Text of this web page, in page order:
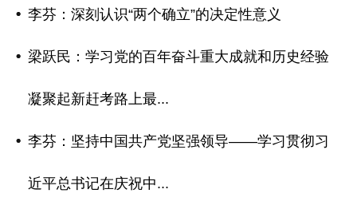
李芬：深刻认识“两个确立”的决定性意义
梁跃民：学习党的百年奋斗重大成就和历史经验
凝聚起新赶考路上最...
李芬：坚持中国共产党坚强领导——学习贯彻习
近平总书记在庆祝中...